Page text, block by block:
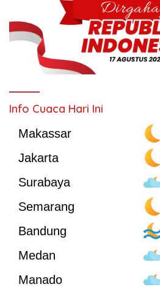
Info Cuaca Hari Ini
Makassar
Jakarta
Surabaya
Semarang
Bandung
Medan
Manado